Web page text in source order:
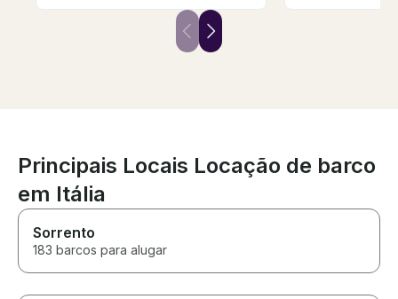
comfortable and gave us an
amazing tour of Capri.
Principais Locais Locação de barco
em Itália
Sorrento
183 barcos para alugar